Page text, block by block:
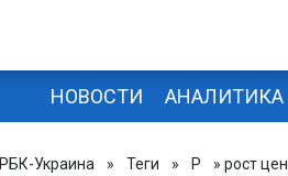
НОВОСТИ АНАЛИТИКА
РБК-Украина » Теги » Р » рост цен